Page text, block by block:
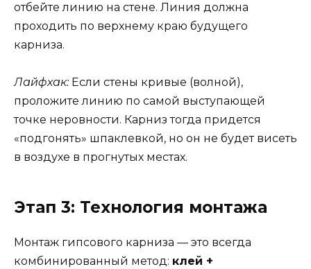
отбейте линию на стене. Линия должна
проходить по верхнему краю будущего
карниза.
Лайфхак:Если стены кривые (волной),
проложите линию по самой выступающей
точке неровности. Карниз тогда придется
«подгонять» шпаклевкой, но он не будет висеть
в воздухе в прогнутых местах.
Этап 3: Технология монтажа
Монтаж гипсового карниза — это всегда
комбинированный метод: клей +